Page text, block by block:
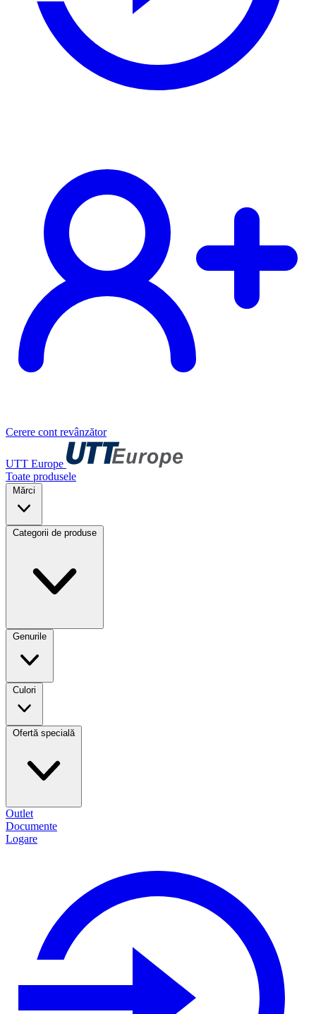
Cerere cont revânzător
UTT Europe
Toate produsele
Mărci
Categorii de produse
Genurile
Culori
Ofertă specială
Outlet
Documente
Logare